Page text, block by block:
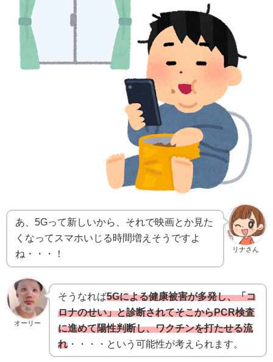
リナさん
あ、5Gって新しいから、それで映画とか見た
くなってスマホいじる時間増えそうですよ
ね・・・！
オーリー
そうなれば5Gによる健康被害が多発し、「コ
ロナのせい」と診断されてそこからPCR検査
に進めて陽性判断し、ワクチンを打たせる流
れ・・・・という可能性が考えられます。